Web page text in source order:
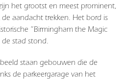
het grootst en meest prominent,
aandacht trekken. Het bord is
“Birmingham the Magic
stad stond.
staan gebouwen die de
de parkeergarage van het